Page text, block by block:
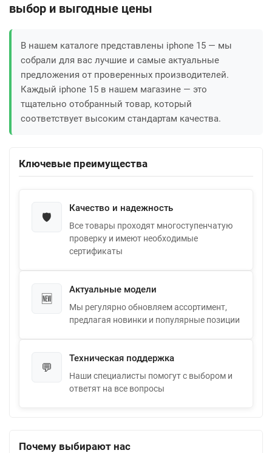
выбор и выгодные цены
В нашем каталоге представлены iphone 15 — мы
собрали для вас лучшие и самые актуальные
предложения от проверенных производителей.
Каждый iphone 15 в нашем магазине — это
тщательно отобранный товар, который
соответствует высоким стандартам качества.
Ключевые преимущества
🛡️
Качество и надежность
Все товары проходят многоступенчатую
проверку и имеют необходимые
сертификаты
🆕
Актуальные модели
Мы регулярно обновляем ассортимент,
предлагая новинки и популярные позиции
💬
Техническая поддержка
Наши специалисты помогут с выбором и
ответят на все вопросы
Почему выбирают нас